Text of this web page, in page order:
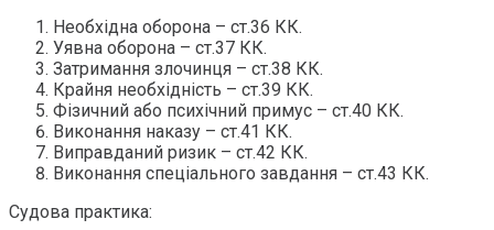
Необхідна оборона – ст.36 КК.
Уявна оборона – ст.37 КК.
Затримання злочинця – ст.38 КК.
Крайня необхідність – ст.39 КК.
Фізичний або психічний примус – ст.40 КК.
Виконання наказу – ст.41 КК.
Виправданий ризик – ст.42 КК.
Виконання спеціального завдання – ст.43 КК.
Судова практика: